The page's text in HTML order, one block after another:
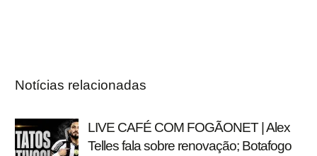
Notícias relacionadas
LIVE CAFÉ COM FOGÃONET | Alex
Telles fala sobre renovação; Botafogo